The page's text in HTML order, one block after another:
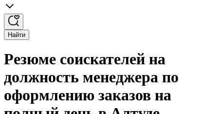
Найти
Резюме соискателей на
должность менеджера по
оформлению заказов на